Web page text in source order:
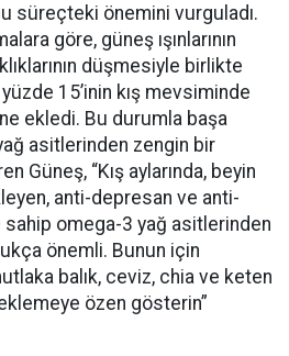
süreçteki önemini vurguladı.
göre, güneş ışınlarının
düşmesiyle birlikte
15’inin kış mevsiminde
ekledi. Bu durumla başa
asitlerinden zengin bir
Güneş, “Kış aylarında, beyin
anti-depresan ve anti-
omega-3 yağ asitlerinden
önemli. Bunun için
balık, ceviz, chia ve keten
özen gösterin”